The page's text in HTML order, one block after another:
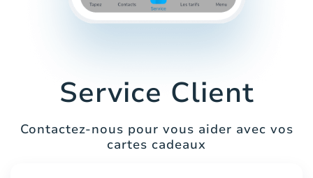
Service Client
Contactez-nous pour vous aider avec vos
cartes cadeaux